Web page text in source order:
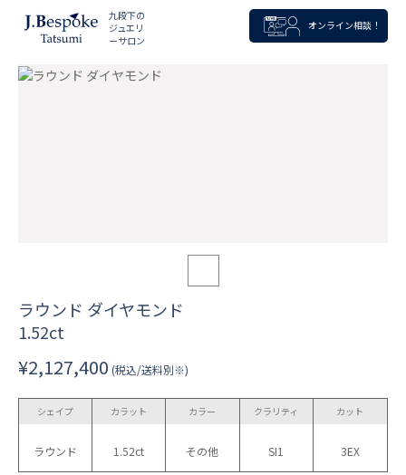
九段下の
ジュエリ
ーサロン
オンライン相談！
ラウンド ダイヤモンド
1.52ct
¥2,127,400 (税込/送料別※)
シェイプ
ラウンド
カラット
1.52ct
カラー
その他
クラリティ
SI1
カット
3EX